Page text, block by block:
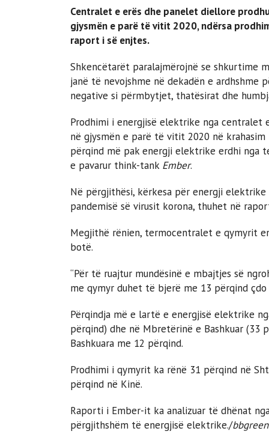
Centralet e erës dhe panelet diellore
gjysmën e parë të vitit 2020, ndërsa
raport i së enjtes.
Shkencëtarët paralajmërojnë se shkurtime
janë të nevojshme në dekadën e ardhshme
negative si përmbytjet, thatësirat dhe
Prodhimi i energjisë elektrike nga
në gjysmën e parë të vitit 2020 në
përqind më pak energji elektrike erdhi nga
e pavarur think-tank Ember.
Në përgjithësi, kërkesa për energji
pandemisë së virusit korona, thuhet në
Megjithë rënien, termocentralet e qymyrit
botë.
“Për të ruajtur mundësinë e mbajtjes së
me qymyr duhet të bjerë me 13 përqind
Përqindja më e lartë e energjisë elektrike
përqind) dhe në Mbretërinë e Bashkuar (33
Bashkuara me 12 përqind.
Prodhimi i qymyrit ka rënë 31 përqind në
përqind në Kinë.
Raporti i Ember-it ka analizuar të dhënat
përgjithshëm të energjisë elektrike./